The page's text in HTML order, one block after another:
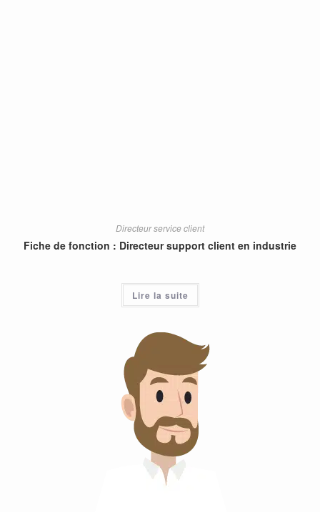
Directeur service client
Fiche de fonction : Directeur support client en industrie
Lire la suite